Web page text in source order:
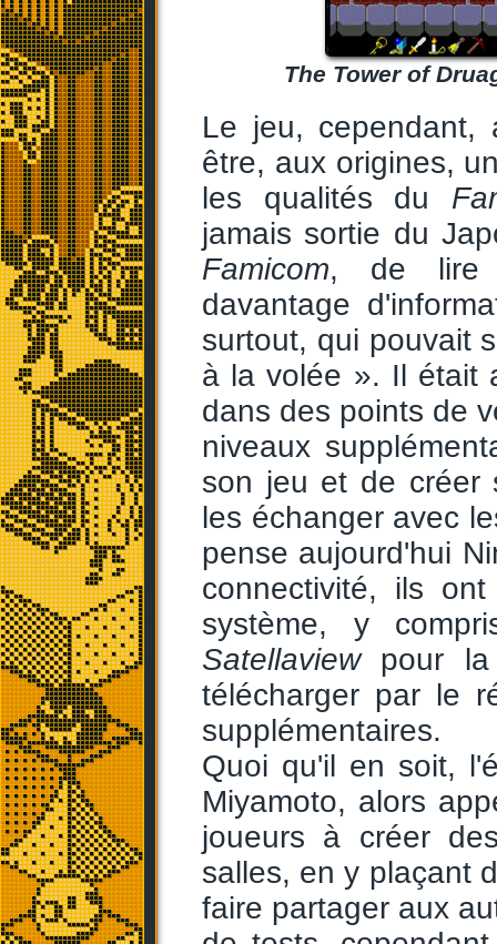
The Tower of
Le jeu,
être, aux origines,
les qualités du
jamais sortie du
Famicom, de lire
davantage
surtout, qui pouvait
à la volée ». Il était
dans des points de
niveaux
son jeu et de créer
les échanger avec
pense aujourd'hui
connectivité, ils
système, y
Satellaviewpour
télécharger par le
supplémentaires.
Quoi qu'il en soit,
Miyamoto, alors
joueurs à créer
salles, en y plaçant
faire partager aux